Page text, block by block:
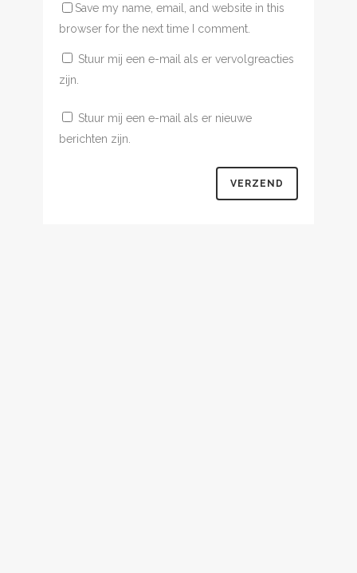
Save my name, email, and website in this
browser for the next time I comment.
Stuur mij een e-mail als er vervolgreacties
zijn.
Stuur mij een e-mail als er nieuwe
berichten zijn.